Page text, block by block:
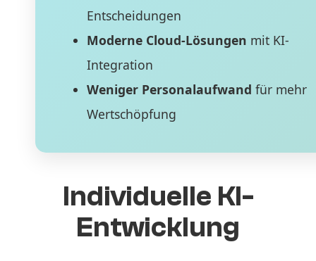
Entscheidungen
Moderne Cloud-Lösungen mit KI-
Integration
Weniger Personalaufwand für mehr
Wertschöpfung
Individuelle KI-
Entwicklung